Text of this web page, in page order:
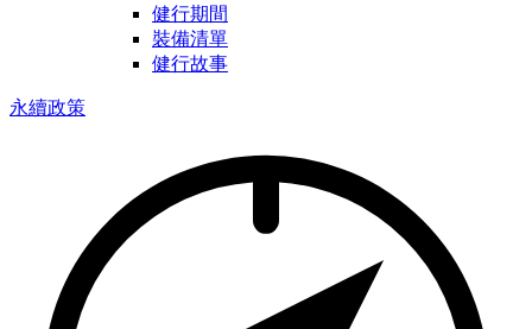
健行期間
裝備清單
健行故事
永續政策